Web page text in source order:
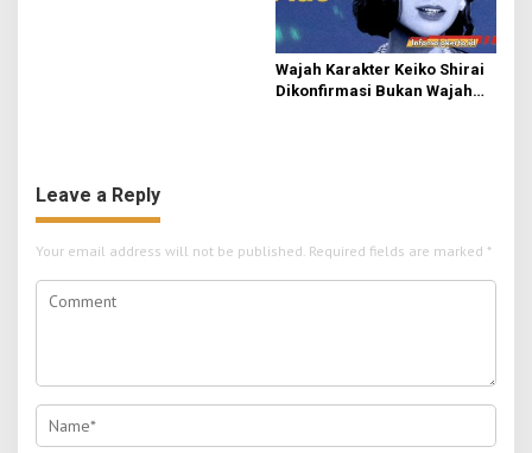
Wajah Karakter Keiko Shirai
Dikonfirmasi Bukan Wajah
Leave a Reply
Your email address will not be published. Required fields are marked *